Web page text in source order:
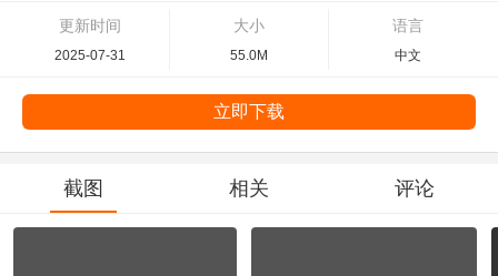
更新时间
2025-07-31
大小
55.0M
语言
中文
立即下载
截图 相关 评论